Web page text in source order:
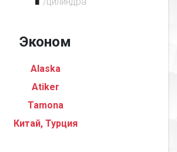
Эконом
Alaska
Atiker
Tamona
Китай, Турция